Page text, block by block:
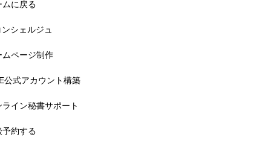
ムに戻る
シェルジュ
ムページ制作
公式アカウント構築
ライン秘書サポート
予約する